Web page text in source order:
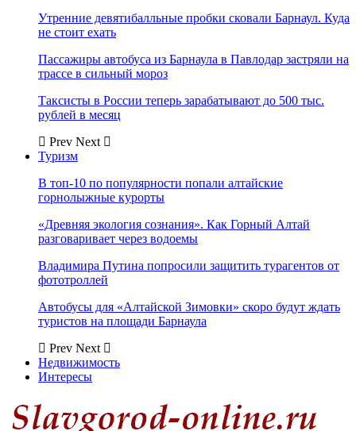
Утренние девятибалльные пробки сковали Барнаул. Куда
не стоит ехать
Пассажиры автобуса из Барнаула в Павлодар застряли на
трассе в сильный мороз
Таксисты в России теперь зарабатывают до 500 тыс.
рублей в месяц
Prev Next
Туризм
В топ-10 по популярности попали алтайские
горнолыжные курорты
«Древняя экология сознания». Как Горный Алтай
разговаривает через водоемы
Владимира Путина попросили защитить турагентов от
фототроллей
Автобусы для «Алтайской Зимовки» скоро будут ждать
туристов на площади Барнаула
Prev Next
Недвижимость
Интересы